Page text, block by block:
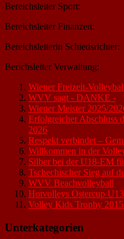
Bereichsleiter Sport:
Bereichsleiter
Bereichsleiterin
Berichsleiter
Wiener Freizeit-
WVV sagt - DANKE -
Wiener Meister 2025/
Erfolgreicher Abschluss
2026
Respekt verbindet –
Willkommen in der
Silber bei der U18-EM
Tschechischer Sieg auf
WVV Beachvolleyball
Hotvolleys Ostercup
Volley Kids Trophy
Unterkategorien